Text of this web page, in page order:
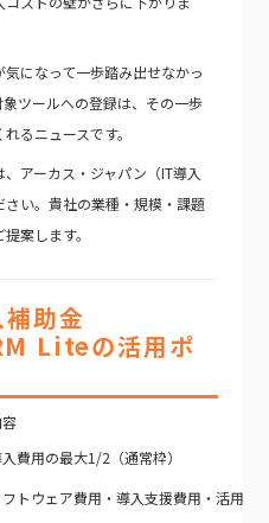
気になって一歩踏み出せなかっ
ツールへの登録は、その一歩
るニュースです。
アーカス・ジャパン（IT導入
い。貴社の業種・規模・課題
案します。
助金
Liteの活用ポ
費用の最大1/2（通常枠）
フトウェア費用・導入支援費用・活用支